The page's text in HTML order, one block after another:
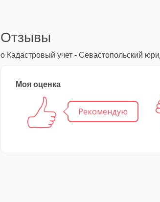
Отзывы
о Кадастровый учет - Севастопольский
Моя оценка
Рекомендую